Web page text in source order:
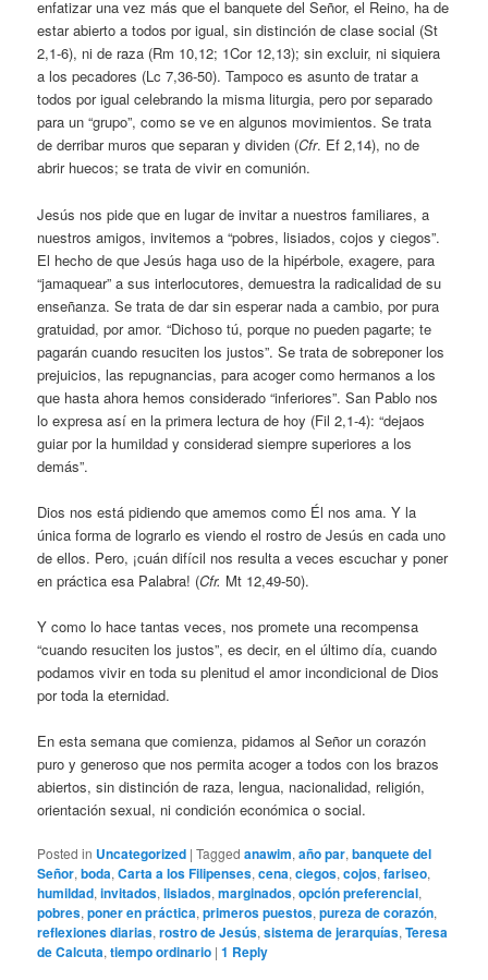
enfatizar una vez más que el banquete del Señor, el Reino, ha de
estar abierto a todos por igual, sin distinción de clase social (St
2,1-6), ni de raza (Rm 10,12; 1Cor 12,13); sin excluir, ni siquiera
a los pecadores (Lc 7,36-50). Tampoco es asunto de tratar a
todos por igual celebrando la misma liturgia, pero por separado
para un “grupo”, como se ve en algunos movimientos. Se trata
de derribar muros que separan y dividen (Cfr. Ef 2,14), no de
abrir huecos; se trata de vivir en comunión.
Jesús nos pide que en lugar de invitar a nuestros familiares, a
nuestros amigos, invitemos a “pobres, lisiados, cojos y ciegos”.
El hecho de que Jesús haga uso de la hipérbole, exagere, para
“jamaquear” a sus interlocutores, demuestra la radicalidad de su
enseñanza. Se trata de dar sin esperar nada a cambio, por pura
gratuidad, por amor. “Dichoso tú, porque no pueden pagarte; te
pagarán cuando resuciten los justos”. Se trata de sobreponer los
prejuicios, las repugnancias, para acoger como hermanos a los
que hasta ahora hemos considerado “inferiores”. San Pablo nos
lo expresa así en la primera lectura de hoy (Fil 2,1-4): “dejaos
guiar por la humildad y considerad siempre superiores a los
demás”.
Dios nos está pidiendo que amemos como Él nos ama. Y la
única forma de lograrlo es viendo el rostro de Jesús en cada uno
de ellos. Pero, ¡cuán difícil nos resulta a veces escuchar y poner
en práctica esa Palabra! (Cfr. Mt 12,49-50).
Y como lo hace tantas veces, nos promete una recompensa
“cuando resuciten los justos”, es decir, en el último día, cuando
podamos vivir en toda su plenitud el amor incondicional de Dios
por toda la eternidad.
En esta semana que comienza, pidamos al Señor un corazón
puro y generoso que nos permita acoger a todos con los brazos
abiertos, sin distinción de raza, lengua, nacionalidad, religión,
orientación sexual, ni condición económica o social.
Posted in Uncategorized |Tagged anawim,año par,banquete del
Señor,boda,Carta a los Filipenses,cena,ciegos,cojos,fariseo,
humildad,invitados,lisiados,marginados,opción preferencial,
pobres,poner en práctica,primeros puestos,pureza de corazón,
reflexiones diarias,rostro de Jesús,sistema de jerarquías,Teresa
de Calcuta,tiempo ordinario |1 Reply